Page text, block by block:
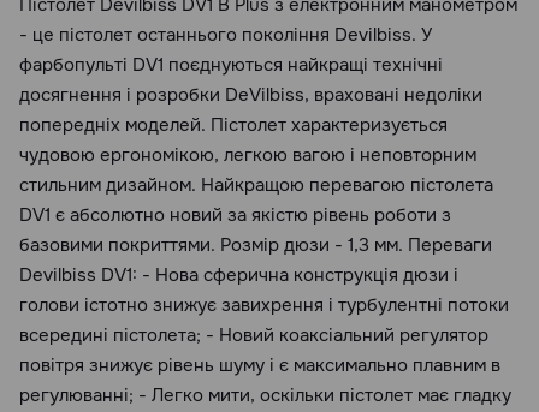
Пістолет Devilbiss DV1 B Plus з електронним манометром
- це пістолет останнього покоління Devilbiss. У
фарбопульті DV1 поєднуються найкращі технічні
досягнення і розробки DeVilbiss, враховані недоліки
попередніх моделей. Пістолет характеризується
чудовою ергономікою, легкою вагою і неповторним
стильним дизайном. Найкращою перевагою пістолета
DV1 є абсолютно новий за якістю рівень роботи з
базовими покриттями. Розмір дюзи - 1,3 мм. Переваги
Devilbiss DV1: - Нова сферична конструкція дюзи і
голови істотно знижує завихрення і турбулентні потоки
всередині пістолета; - Новий коаксіальний регулятор
повітря знижує рівень шуму і є максимально плавним в
регулюванні; - Легко мити, оскільки пістолет має гладку